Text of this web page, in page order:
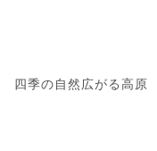
四季の自然広がる高原